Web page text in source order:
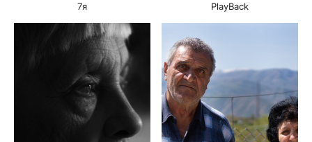
7я PlayBack